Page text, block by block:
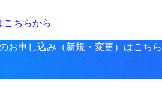
こちらから
お申し込み（新規・変更）はこちら